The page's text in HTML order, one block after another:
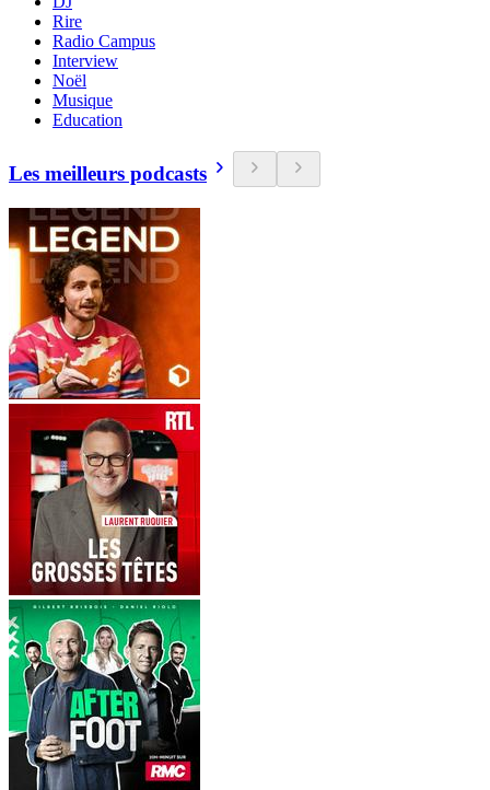
Rire
Radio Campus
Interview
Noël
Musique
Education
Les meilleurs podcasts